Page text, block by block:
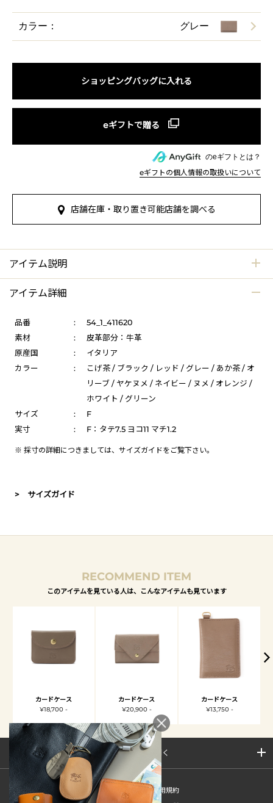
カラー： グレー
ショッピングバッグに入れる
のeギフトとは？
eギフトの個人情報の取扱いについて
店舗在庫・取り置き可能店舗を調べる
アイテム説明
アイテム詳細
品番 :
54_1_411620
素材
:
皮革部分：牛革
原産国
:
イタリア
カラー
:
こげ茶 / ブラック / レッド / グレー / あか茶 / オ
リーブ / ヤケヌメ / ネイビー / ヌメ / オレンジ /
ホワイト / グリーン
サイズ
:
F
実寸
: F：タテ7.5 ヨコ11 マチ1.2
※ 採寸の詳細につきましては、 サイズガイドをご覧下さい。
> サイズガイド
RECOMMEND ITEM
このアイテムを見ている人は、こんなアイテムも見ています
カードケース
¥18,700 -
カードケース
¥20,900 -
カードケース
¥13,750 -
サイトマップを開く
新規会員登録
ご利用規約